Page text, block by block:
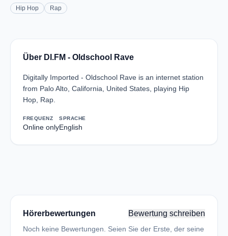
Hip Hop Rap
Über DI.FM - Oldschool Rave
Digitally Imported - Oldschool Rave is an internet station
from Palo Alto, California, United States, playing Hip
Hop, Rap.
FREQUENZ
Online only
SPRACHE
English
Hörerbewertungen Bewertung schreiben
Noch keine Bewertungen. Seien Sie der Erste, der seine